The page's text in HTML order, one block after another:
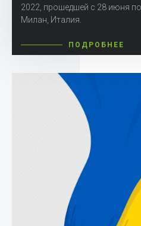
2022, прошедшей с 28 июня
Милан, Италия.
ПОДРОБНЕЕ